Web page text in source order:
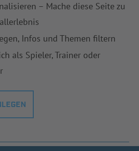
– Mache diese Seite zu
Infos und Themen filtern
als Spieler, Trainer oder